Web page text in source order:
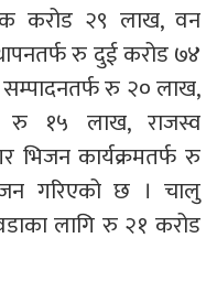
करोड २९ लाख, वन
रु दुई करोड ७४
रु २० लाख,
रु १५ लाख, राजस्व
भिजन कार्यक्रमतर्फ रु
गरिएको छ । चालु
लागि रु २१ करोड